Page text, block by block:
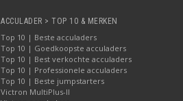
ACCULADER > TOP 10 & MERKEN
Top 10 | Beste acculaders
Top 10 | Goedkoopste acculaders
Top 10 | Best verkochte acculaders
Top 10 | Professionele acculaders
Top 10 | Beste jumpstarters
Victron MultiPlus-II